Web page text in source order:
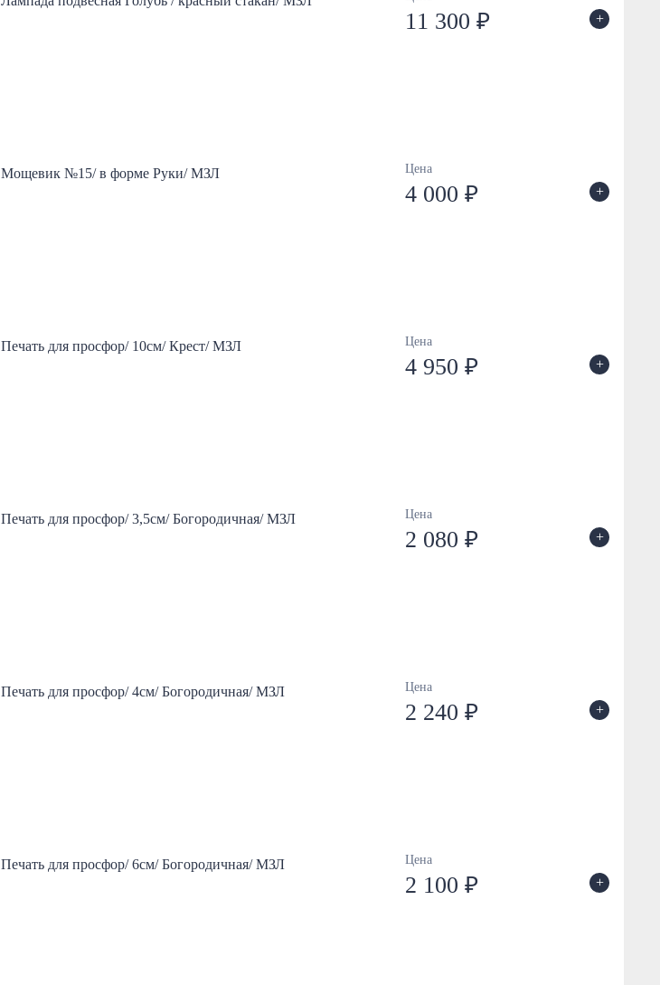
11 300 ₽ +
Мощевик №15/ в форме Руки/ МЗЛ Цена
4 000 ₽ +
Печать для просфор/ 10см/ Крест/ МЗЛ Цена
4 950 ₽ +
Печать для просфор/ 3,5см/ Богородичная/ МЗЛ Цена
2 080 ₽ +
Печать для просфор/ 4см/ Богородичная/ МЗЛ Цена
2 240 ₽ +
Печать для просфор/ 6см/ Богородичная/ МЗЛ Цена
2 100 ₽ +